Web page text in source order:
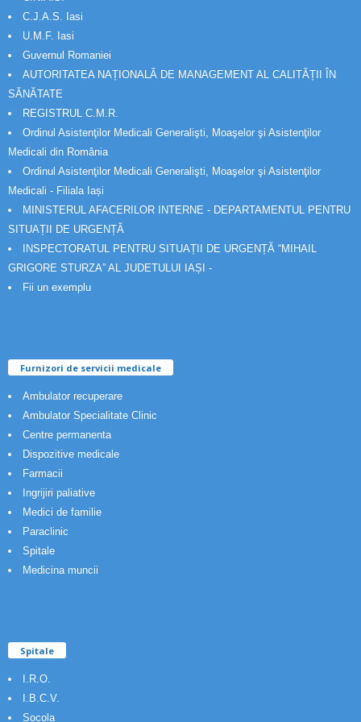
C.J.A.S. Iasi
U.M.F. Iasi
Guvernul Romaniei
AUTORITATEA NAȚIONALĂ DE MANAGEMENT AL CALITĂȚII ÎN
SĂNĂTATE
REGISTRUL C.M.R.
Ordinul Asistenţilor Medicali Generalişti, Moaşelor şi Asistenţilor
Medicali din România
Ordinul Asistenţilor Medicali Generalişti, Moaşelor şi Asistenţilor
Medicali - Filiala Iași
MINISTERUL AFACERILOR INTERNE - DEPARTAMENTUL PENTRU
SITUAȚII DE URGENȚĂ
INSPECTORATUL PENTRU SITUAȚII DE URGENȚĂ “MIHAIL
GRIGORE STURZA” AL JUDETULUI IAȘI -
Fii un exemplu
Furnizori de servicii medicale
Ambulator recuperare
Ambulator Specialitate Clinic
Centre permanenta
Dispozitive medicale
Farmacii
Ingrijiri paliative
Medici de familie
Paraclinic
Spitale
Medicina muncii
Spitale
I.R.O.
I.B.C.V.
Socola